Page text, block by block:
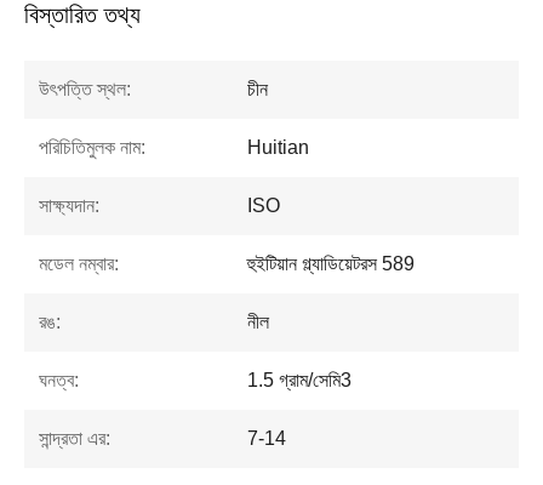
বিস্তারিত তথ্য
উৎপত্তি স্থল: চীন
পরিচিতিমুলক নাম: Huitian
সাক্ষ্যদান: ISO
মডেল নম্বার: হুইটিয়ান গ্ল্যাডিয়েটরস 589
রঙ: নীল
ঘনত্ব: 1.5 গ্রাম/সেমি3
সান্দ্রতা এর: 7-14